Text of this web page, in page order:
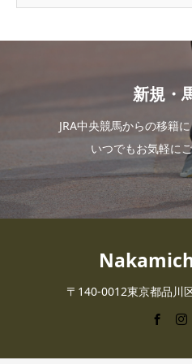
新規・
JRA中央競馬からの移籍
いつでもお気軽に
〒140-0012東京都品川